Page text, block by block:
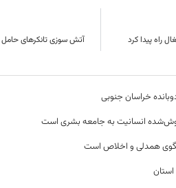
راه پیدا کرد آتش سوزی تانکرهای
انسانیت به جامعه بشری است
همدلی و اخلاص است
استان